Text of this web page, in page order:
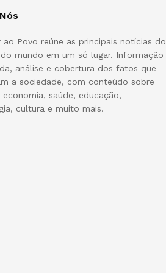
ao Povo reúne as principais notícias do
mundo em um só lugar. Informação
análise e cobertura dos fatos que
a sociedade, com conteúdo sobre
saúde, educação,
cultura e muito mais.